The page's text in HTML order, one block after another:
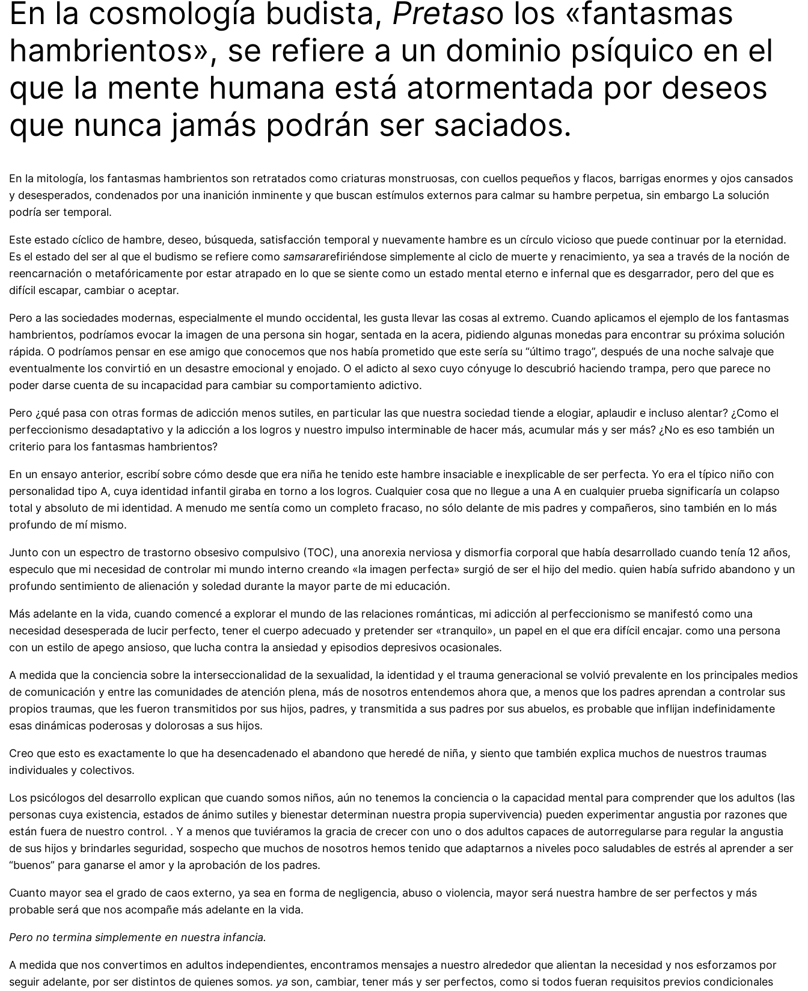
En la cosmología budista, Pretaso los «fantasmas
hambrientos», se refiere a un dominio psíquico en el
que la mente humana está atormentada por deseos
que nunca jamás podrán ser saciados.
En la mitología, los fantasmas hambrientos son retratados como criaturas monstruosas, con cuellos pequeños y flacos, barrigas enormes y ojos cansados ​​
y desesperados, condenados por una inanición inminente y que buscan estímulos externos para calmar su hambre perpetua, sin embargo La solución
podría ser temporal.
Este estado cíclico de hambre, deseo, búsqueda, satisfacción temporal y nuevamente hambre es un círculo vicioso que puede continuar por la eternidad.
Es el estado del ser al que el budismo se refiere comosamsararefiriéndose simplemente al ciclo de muerte y renacimiento, ya sea a través de la noción de
reencarnación o metafóricamente por estar atrapado en lo que se siente como un estado mental eterno e infernal que es desgarrador, pero del que es
difícil escapar, cambiar o aceptar.
Pero a las sociedades modernas, especialmente el mundo occidental, les gusta llevar las cosas al extremo. Cuando aplicamos el ejemplo de los fantasmas
hambrientos, podríamos evocar la imagen de una persona sin hogar, sentada en la acera, pidiendo algunas monedas para encontrar su próxima solución
rápida. O podríamos pensar en ese amigo que conocemos que nos había prometido que este sería su “último trago”, después de una noche salvaje que
eventualmente los convirtió en un desastre emocional y enojado. O el adicto al sexo cuyo cónyuge lo descubrió haciendo trampa, pero que parece no
poder darse cuenta de su incapacidad para cambiar su comportamiento adictivo.
Pero ¿qué pasa con otras formas de adicción menos sutiles, en particular las que nuestra sociedad tiende a elogiar, aplaudir e incluso alentar? ¿Como el
perfeccionismo desadaptativo y la adicción a los logros y nuestro impulso interminable de hacer más, acumular más y ser más? ¿No es eso también un
criterio para los fantasmas hambrientos?
En un ensayo anterior, escribí sobre cómo desde que era niña he tenido este hambre insaciable e inexplicable de ser perfecta. Yo era el típico niño con
personalidad tipo A, cuya identidad infantil giraba en torno a los logros. Cualquier cosa que no llegue a una A en cualquier prueba significaría un colapso
total y absoluto de mi identidad. A menudo me sentía como un completo fracaso, no sólo delante de mis padres y compañeros, sino también en lo más
profundo de mí mismo.
Junto con un espectro de trastorno obsesivo compulsivo (TOC), una anorexia nerviosa y dismorfia corporal que había desarrollado cuando tenía 12 años,
especulo que mi necesidad de controlar mi mundo interno creando «la imagen perfecta» surgió de ser el hijo del medio. quien había sufrido abandono y un
profundo sentimiento de alienación y soledad durante la mayor parte de mi educación.
Más adelante en la vida, cuando comencé a explorar el mundo de las relaciones románticas, mi adicción al perfeccionismo se manifestó como una
necesidad desesperada de lucir perfecto, tener el cuerpo adecuado y pretender ser «tranquilo», un papel en el que era difícil encajar. como una persona
con un estilo de apego ansioso, que lucha contra la ansiedad y episodios depresivos ocasionales.
A medida que la conciencia sobre la interseccionalidad de la sexualidad, la identidad y el trauma generacional se volvió prevalente en los principales medios
de comunicación y entre las comunidades de atención plena, más de nosotros entendemos ahora que, a menos que los padres aprendan a controlar sus
propios traumas, que les fueron transmitidos por sus hijos, padres, y transmitida a sus padres por sus abuelos, es probable que inflijan indefinidamente
esas dinámicas poderosas y dolorosas a sus hijos.
Creo que esto es exactamente lo que ha desencadenado el abandono que heredé de niña, y siento que también explica muchos de nuestros traumas
individuales y colectivos.
Los psicólogos del desarrollo explican que cuando somos niños, aún no tenemos la conciencia o la capacidad mental para comprender que los adultos (las
personas cuya existencia, estados de ánimo sutiles y bienestar determinan nuestra propia supervivencia) pueden experimentar angustia por razones que
están fuera de nuestro control. . Y a menos que tuviéramos la gracia de crecer con uno o dos adultos capaces de autorregularse para regular la angustia
de sus hijos y brindarles seguridad, sospecho que muchos de nosotros hemos tenido que adaptarnos a niveles poco saludables de estrés al aprender a ser
“buenos” para ganarse el amor y la aprobación de los padres.
Cuanto mayor sea el grado de caos externo, ya sea en forma de negligencia, abuso o violencia, mayor será nuestra hambre de ser perfectos y más
probable será que nos acompañe más adelante en la vida.
Pero no termina simplemente en nuestra infancia.
A medida que nos convertimos en adultos independientes, encontramos mensajes a nuestro alrededor que alientan la necesidad y nos esforzamos por
seguir adelante, por ser distintos de quienes somos. ya son, cambiar, tener más y ser perfectos, como si todos fueran requisitos previos condicionales